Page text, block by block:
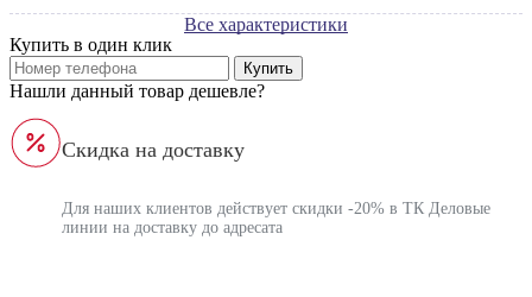
Все характеристики
Купить в один клик
Купить
Нашли данный товар дешевле?
Скидка на доставку
Для наших клиентов действует скидки -20% в ТК Деловые
линии на доставку до адресата